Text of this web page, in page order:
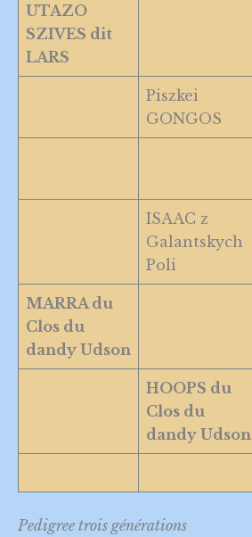
UTAZO
SZIVES dit
LARS
Piszkei
GONGOS
ISAAC z
Galantskych
Poli
MARRA du
Clos du
dandy Udson
HOOPS du
Clos du
dandy Udson
Pedigree trois générations